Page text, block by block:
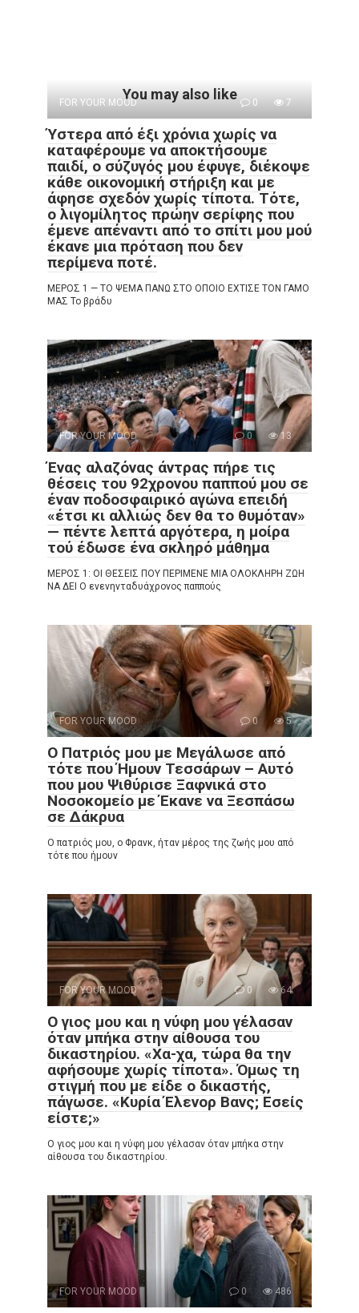
You may also like
FOR YOUR MOOD 0 7
Ύστερα από έξι χρόνια χωρίς να
καταφέρουμε να αποκτήσουμε
παιδί, ο σύζυγός μου έφυγε, διέκοψε
κάθε οικονομική στήριξη και με
άφησε σχεδόν χωρίς τίποτα. Τότε,
ο λιγομίλητος πρώην σερίφης που
έμενε απέναντι από το σπίτι μου μού
έκανε μια πρόταση που δεν
περίμενα ποτέ.
ΜΕΡΟΣ 1 — ΤΟ ΨΕΜΑ ΠΑΝΩ ΣΤΟ ΟΠΟΙΟ ΕΧΤΙΣΕ ΤΟΝ ΓΑΜΟ
ΜΑΣ Το βράδυ
FOR YOUR MOOD 0 13
Ένας αλαζόνας άντρας πήρε τις
θέσεις του 92χρονου παππού μου σε
έναν ποδοσφαιρικό αγώνα επειδή
«έτσι κι αλλιώς δεν θα το θυμόταν»
— πέντε λεπτά αργότερα, η μοίρα
τού έδωσε ένα σκληρό μάθημα
ΜΕΡΟΣ 1: ΟΙ ΘΕΣΕΙΣ ΠΟΥ ΠΕΡΙΜΕΝΕ ΜΙΑ ΟΛΟΚΛΗΡΗ ΖΩΗ
ΝΑ ΔΕΙ Ο ενενηνταδυάχρονος παππούς
FOR YOUR MOOD 0 5
Ο Πατριός μου με Μεγάλωσε από
τότε που Ήμουν Τεσσάρων – Αυτό
που μου Ψιθύρισε Ξαφνικά στο
Νοσοκομείο με Έκανε να Ξεσπάσω
σε Δάκρυα
Ο πατριός μου, ο Φρανκ, ήταν μέρος της ζωής μου από
τότε που ήμουν
FOR YOUR MOOD 0 64
Ο γιος μου και η νύφη μου γέλασαν
όταν μπήκα στην αίθουσα του
δικαστηρίου. «Χα-χα, τώρα θα την
αφήσουμε χωρίς τίποτα». Όμως τη
στιγμή που με είδε ο δικαστής,
πάγωσε. «Κυρία Έλενορ Βανς; Εσείς
είστε;»
Ο γιος μου και η νύφη μου γέλασαν όταν μπήκα στην
αίθουσα του δικαστηρίου.
FOR YOUR MOOD 0 486